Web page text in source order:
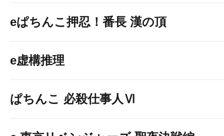
eぱちんこ押忍！番長 漢の頂
e虚構推理
ぱちんこ 必殺仕事人Ⅵ